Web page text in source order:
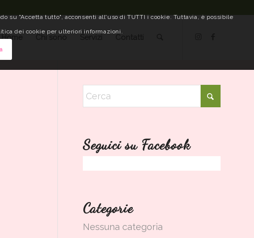
Home Chi sono
Seguici su Facebook
Categorie
Nessuna categoria
"Accetta tutto", acconsenti all'uso di TUTTI i cookie. Tuttavia, è possibile
dei cookie per ulteriori informazioni.